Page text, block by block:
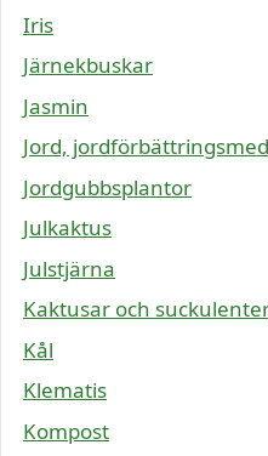
Iris
Järnekbuskar
Jasmin
Jord,
Jordgubbsplantor
Julkaktus
Julstjärna
Kaktusar och
Kål
Klematis
Kompost